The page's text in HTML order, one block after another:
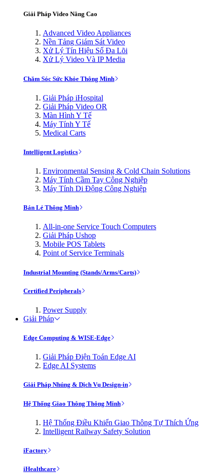
Giải Pháp Video Nâng Cao
Advanced Video Appliances
Nền Tảng Giám Sát Video
Xử Lý Tín Hiệu Số Đa Lõi
Xử Lý Video Và IP Media
Chăm Sóc Sức Khỏe Thông Minh
Giải Pháp iHospital
Giải Pháp Video OR
Màn Hình Y Tế
Máy Tính Y Tế
Medical Carts
Intelligent Logistics
Environmental Sensing & Cold Chain Solutions
Máy Tính Cầm Tay Công Nghiệp
Máy Tính Di Động Công Nghiệp
Bán Lẻ Thông Minh
All-in-one Service Touch Computers
Giải Pháp Ushop
Mobile POS Tablets
Point of Service Terminals
Industrial Mounting (Stands/Arms/Carts)
Certified Peripherals
Power Supply
Giải Pháp
Edge Computing & WISE-Edge
Giải Pháp Điện Toán Edge AI
Edge AI Systems
Giải Pháp Nhúng & Dịch Vụ Design-in
Hệ Thống Giao Thông Thông Minh
Hệ Thống Điều Khiển Giao Thông Tự Thích Ứng
Intelligent Railway Safety Solution
iFactory
iHealthcare